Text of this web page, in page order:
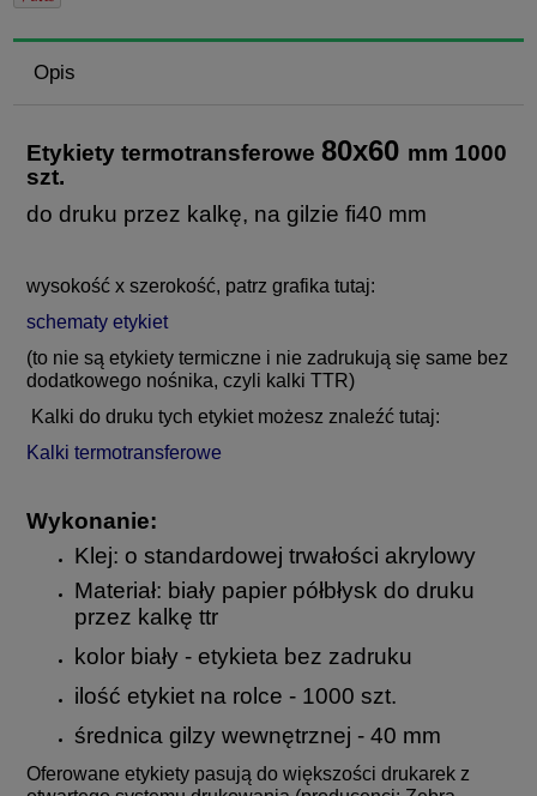
Opis
Etykiety termotransferowe 80x60 mm 1000
szt.
do druku przez kalkę, na gilzie fi40 mm
wysokość x szerokość, patrz grafika tutaj:
schematy etykiet
(to nie są etykiety termiczne i nie zadrukują się same bez
dodatkowego nośnika, czyli kalki TTR)
Kalki do druku tych etykiet możesz znaleźć tutaj:
Kalki termotransferowe
Wykonanie:
Klej: o standardowej trwałości akrylowy
Materiał: biały papier półbłysk do druku
przez kalkę ttr
kolor biały - etykieta bez zadruku
ilość etykiet na rolce - 1000 szt.
średnica gilzy wewnętrznej - 40 mm
Oferowane etykiety pasują do większości drukarek z